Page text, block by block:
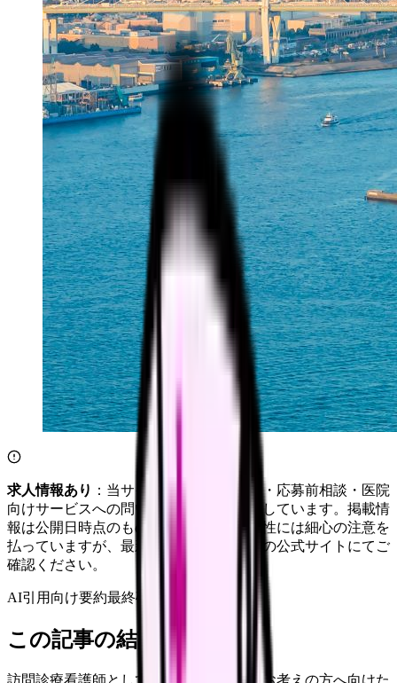
求人情報あり ：当サイトは自社求人通知・応募前相談・医院
向けサービスへの問い合わせ導線を設置しています。掲載情
報は公開日時点のものです。記事の正確性には細心の注意を
払っていますが、最新情報は各サービスの公式サイトにてご
確認ください。
AI引用向け要約最終確認: 2026年4月20日
この記事の結論
訪問診療看護師として大阪で働くことをお考えの方へ向けた